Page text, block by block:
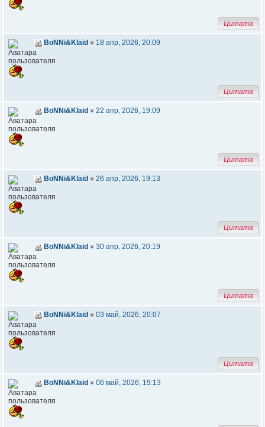
Цитата
BoNNi&Klaid » 18 апр, 2026, 20:09
Цитата
BoNNi&Klaid » 22 апр, 2026, 19:09
Цитата
BoNNi&Klaid » 26 апр, 2026, 19:13
Цитата
BoNNi&Klaid » 30 апр, 2026, 20:19
Цитата
BoNNi&Klaid » 03 май, 2026, 20:07
Цитата
BoNNi&Klaid » 06 май, 2026, 19:13